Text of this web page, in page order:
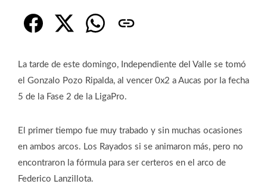
La tarde de este domingo, Independiente del Valle se tomó
el Gonzalo Pozo Ripalda, al vencer 0x2 a Aucas por la fecha
5 de la Fase 2 de la LigaPro.
El primer tiempo fue muy trabado y sin muchas ocasiones
en ambos arcos. Los Rayados si se animaron más, pero no
encontraron la fórmula para ser certeros en el arco de
Federico Lanzillota.